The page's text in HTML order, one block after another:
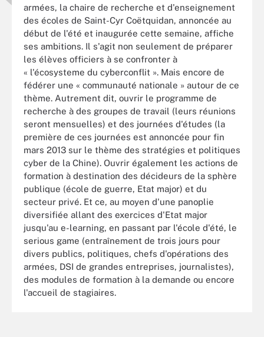
armées, la chaire de recherche et d'enseignement
des écoles de Saint-Cyr Coëtquidan, annoncée au
début de l'été et inaugurée cette semaine, affiche
ses ambitions. Il s'agit non seulement de préparer
les élèves officiers à se confronter à
« l'écosysteme du cyberconflit ». Mais encore de
fédérer une « communauté nationale » autour de ce
thème. Autrement dit, ouvrir le programme de
recherche à des groupes de travail (leurs réunions
seront mensuelles) et des journées d'études (la
première de ces journées est annoncée pour fin
mars 2013 sur le thème des stratégies et politiques
cyber de la Chine). Ouvrir également les actions de
formation à destination des décideurs de la sphère
publique (école de guerre, Etat major) et du
secteur privé. Et ce, au moyen d'une panoplie
diversifiée allant des exercices d'Etat major
jusqu'au e-learning, en passant par l'école d'été, le
serious game (entraînement de trois jours pour
divers publics, politiques, chefs d'opérations des
armées, DSI de grandes entreprises, journalistes),
des modules de formation à la demande ou encore
l'accueil de stagiaires.